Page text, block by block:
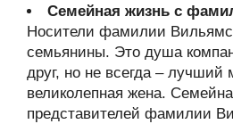
Семейная жизнь с
Носители фамилии
семьянины. Это душа
друг, но не всегда – лучший
великолепная жена.
представителей фамилии